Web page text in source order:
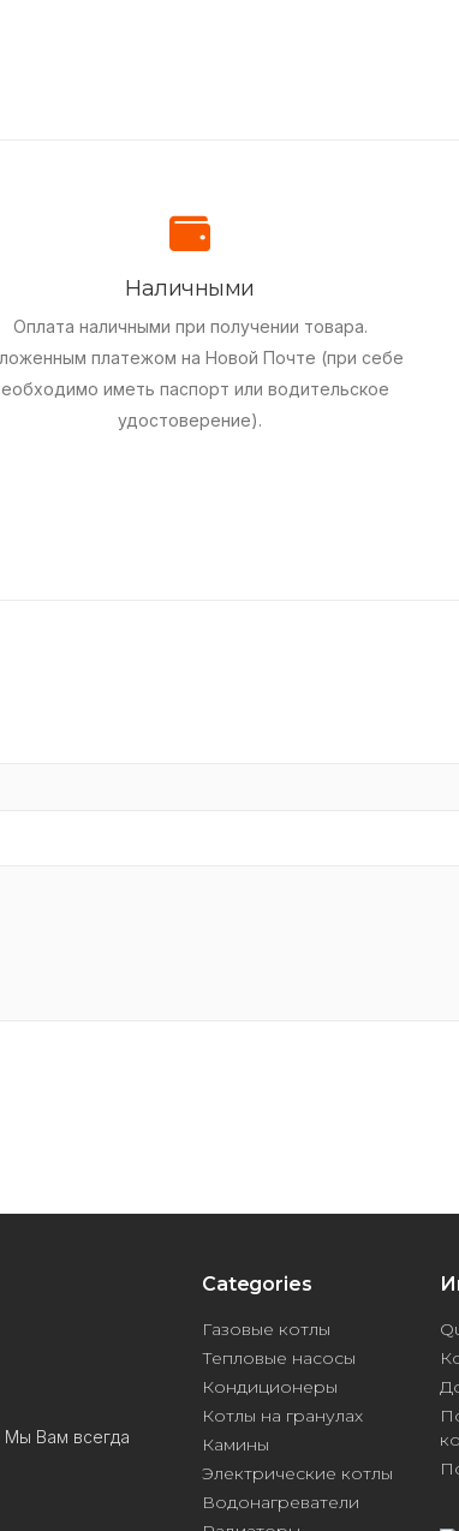
Наличными
Оплата наличными при получении товара.
платежом на Новой Почте (при себе
иметь паспорт или водительское
удостоверение).
Мы Вам всегда
Categories
Газовые котлы
Тепловые насосы
Кондиционеры
Котлы на гранулах
Камины
Электрические котлы
Водонагреватели